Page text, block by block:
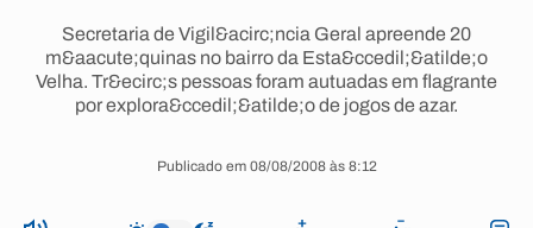
Secretaria de Vigil&acirc;ncia Geral apreende 20
m&aacute;quinas no bairro da Esta&ccedil;&atilde;o
Velha. Tr&ecirc;s pessoas foram autuadas em flagrante
por explora&ccedil;&atilde;o de jogos de azar.
Publicado em 08/08/2008 às 8:12